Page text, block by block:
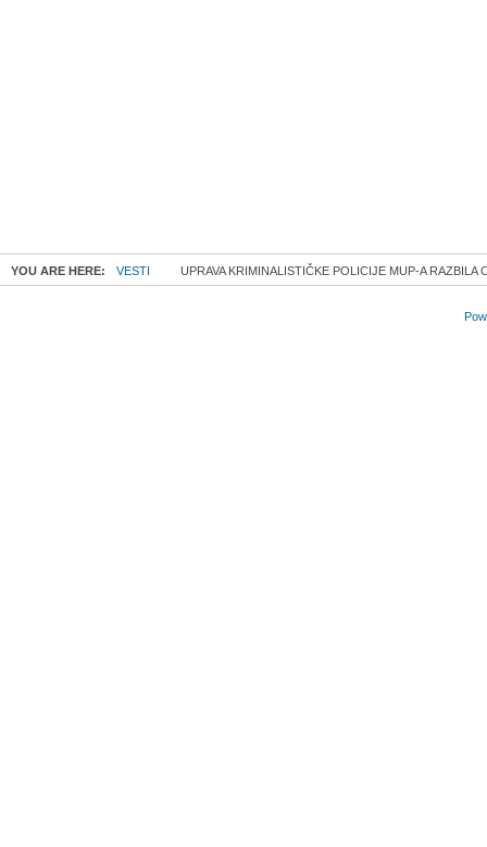
YOU ARE HERE: VESTI UPRAVA KRIMINALISTIČKE POLICIJE MUP-A